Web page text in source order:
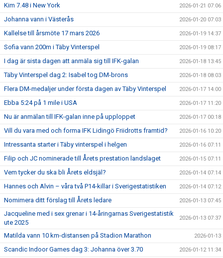
Kim 7.48 i New York 2026-01-21 07:06
Johanna vann i Västerås 2026-01-20 07:03
Kallelse till årsmöte 17 mars 2026 2026-01-19 14:37
Sofia vann 200m i Täby Vinterspel 2026-01-19 08:17
I dag är sista dagen att anmäla sig till IFK-galan 2026-01-18 13:45
Täby Vinterspel dag 2: Isabel tog DM-brons 2026-01-18 08:03
Flera DM-medaljer under första dagen av Täby Vinterspel 2026-01-17 14:00
Ebba 5:24 på 1 mile i USA 2026-01-17 11:20
Nu är anmälan till IFK-galan inne på upploppet 2026-01-17 00:18
Vill du vara med och forma IFK Lidingö Friidrotts framtid? 2026-01-16 10:20
Intressanta starter i Täby vinterspel i helgen 2026-01-16 07:11
Filip och JC nominerade till Årets prestation landslaget 2026-01-15 07:11
Vem tycker du ska bli Årets eldsjäl? 2026-01-14 07:14
Hannes och Alvin – våra två P14-killar i Sverigestatistiken 2026-01-14 07:12
Nomimera ditt förslag till Årets ledare 2026-01-13 07:45
Jacqueline med i sex grenar i 14-åringarnas Sverigestatistik
ute 2025
2026-01-13 07:37
Matilda vann 10 km-distansen på Stadion Marathon 2026-01-13
Scandic Indoor Games dag 3: Johanna över 3.70 2026-01-12 11:34